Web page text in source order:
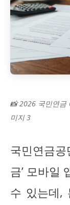
📸 2026 국민연금
미지 3
국민연금공
금’ 모바일
수 있는데,